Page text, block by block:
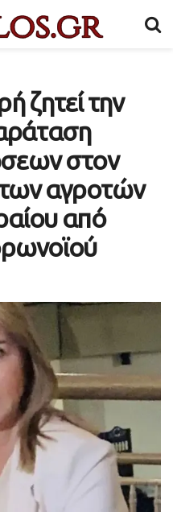
ζητεί την
στον
των αγροτών
από